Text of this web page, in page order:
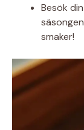
Besök
smaker!